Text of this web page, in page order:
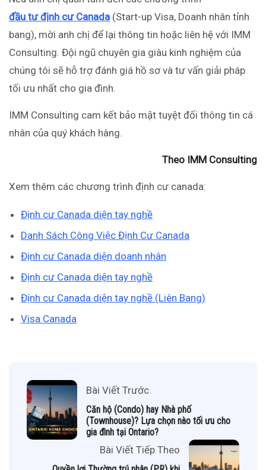
đầu tư định cư Canada (Start-up Visa, Doanh nhân tỉnh
bang), mời anh chị để lại thông tin hoặc liên hệ với IMM
Consulting. Đội ngũ chuyên gia giàu kinh nghiệm của
chúng tôi sẽ hỗ trợ đánh giá hồ sơ và tư vấn giải pháp
tối ưu nhất cho gia đình.
IMM Consulting cam kết bảo mật tuyệt đối thông tin cá
nhân của quý khách hàng.
Theo IMM Consulting
Xem thêm các chương trình định cư canada:
Định cư Canada diện tay nghề
Danh Sách Công Việc Định Cư Canada
Định cư Canada diện doanh nhân
Định cư Canada diện tay nghề
Định cư Canada diện tay nghề (Liên Bang)
Visa Canada
Bài Viết Trước
Căn hộ (Condo) hay Nhà phố
(Townhouse)? Lựa chọn nào tối ưu cho
gia đình tại Ontario?
Bài Viết Tiếp Theo